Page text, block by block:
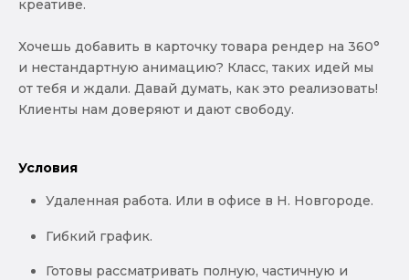
креативе.
Хочешь добавить в карточку товара рендер на 360°
и нестандартную анимацию? Класс, таких идей мы
от тебя и ждали. Давай думать, как это реализовать!
Клиенты нам доверяют и дают свободу.
Условия
Удаленная работа. Или в офисе в Н. Новгороде.
Гибкий график.
Готовы рассматривать полную, частичную и